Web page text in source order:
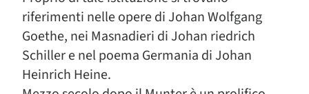
riferimenti nelle opere di Johan Wolfgang
Goethe, nei Masnadieri di Johan riedrich
Schiller e nel poema Germania di Johan
Heinrich Heine.